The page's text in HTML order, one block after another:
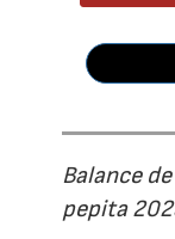
Balance
pepita